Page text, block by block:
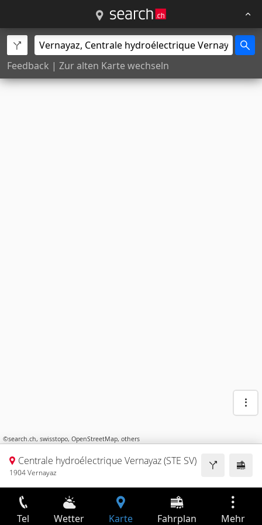
Feedback | Zur alten Karte wechseln
©search.ch, swisstopo, OpenStreetMap, others
Centrale hydroélectrique Vernayaz (STE SV)
1904 Vernayaz
Tel Wetter Karte Fahrplan Mehr